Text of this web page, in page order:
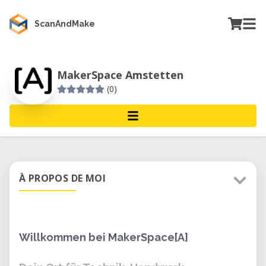
ScanAndMake
MakerSpace Amstetten
(0)
À PROPOS DE MOI
Willkommen bei MakerSpace[A]